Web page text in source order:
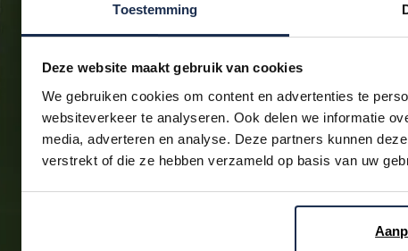
Toestemming
Deze website maakt gebruik van cookies
We gebruiken cookies om content en advertenties te
websiteverkeer te analyseren. Ook delen we informatie
media, adverteren en analyse. Deze partners kunnen
verstrekt of die ze hebben verzameld op basis van uw